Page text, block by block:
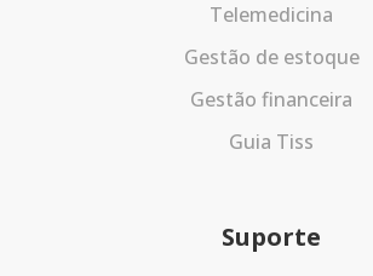
Telemedicina
Gestão de estoque
Gestão financeira
Guia Tiss
Suporte